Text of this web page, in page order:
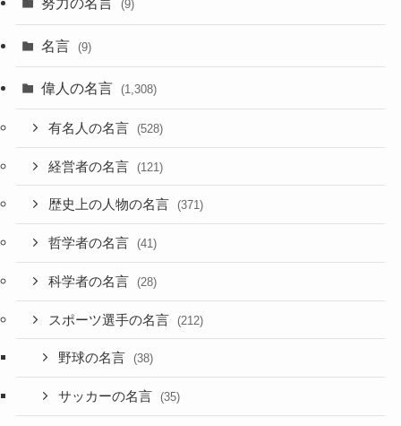
(9)
名言 (9)
偉人の名言 (1,308)
有名人の名言 (528)
経営者の名言 (121)
歴史上の人物の名言 (371)
哲学者の名言 (41)
科学者の名言 (28)
スポーツ選手の名言 (212)
野球の名言 (38)
サッカーの名言 (35)